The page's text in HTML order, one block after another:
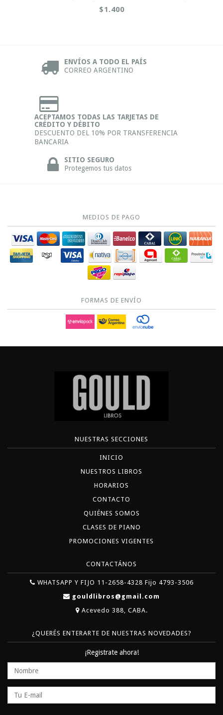
$1.400
ENVÍOS A TODO EL PAÍS
CORREO ARGENTINO
ACEPTAMOS TODAS LAS TARJETAS DE
CRÉDITO Y DÉBITO
DESCUENTO DEL 10% POR TRANSFERENCIA
BANCARIA
SITIO SEGURO
Protegemos tus datos
MEDIOS DE PAGO
FORMAS DE ENVÍO
NUESTRAS SECCIONES
INICIO
NUESTROS LIBROS
HORARIOS
CONTACTO
QUIÉNES SOMOS
CLASES DE PIANO
PROMOCIONES VIGENTES
CONTACTÁNOS
WHATSAPP Y FIJO 11-2658-4328 Fijo 4793-3506
gouldlibros@gmail.com
Acevedo 388, CABA.
¿QUERÉS ENTERARTE DE NUESTRAS NOVEDADES?
¡Registrate ahora!